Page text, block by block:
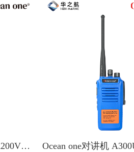
Ocean one对讲机 船舶用A200V漂浮式手持防水对讲机